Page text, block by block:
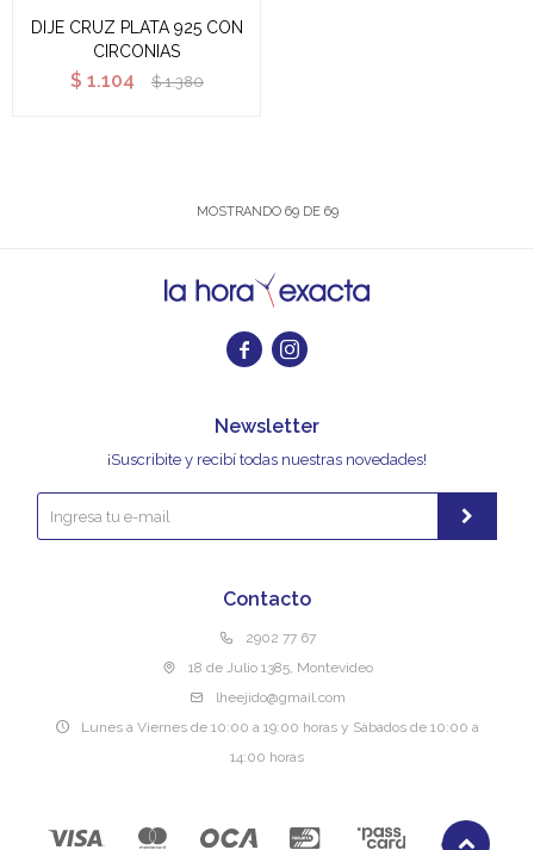
DIJE CRUZ PLATA 925 CON
CIRCONIAS
$ 1.104 $ 1.380
MOSTRANDO 69DE 69
 
Contacto
2902 77 67
18 de Julio 1385, Montevideo
lheejido@gmail.com
Lunes a Viernes de 10:00 a 19:00 horas y Sábados de 10:00 a
14:00 horas
Newsletter
¡Suscribite y recibí todas nuestras novedades!